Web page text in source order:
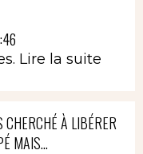
Lire la suite
CHERCHÉ À LIBÉRER
MAIS...